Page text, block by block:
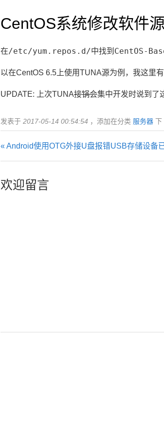
CentOS系统修改软件源
在/etc/yum.repos.d/中找到 CentOS-
以在CentOS 6.5上使用TUNA源为例，我这里有
UPDATE: 上次TUNA接锅会集中开发时说到了
发表于 2017-05-14 00:54:54 ，添加在分类 服务器 下
« Android使用OTG外接U盘报错USB存储设备
欢迎留言